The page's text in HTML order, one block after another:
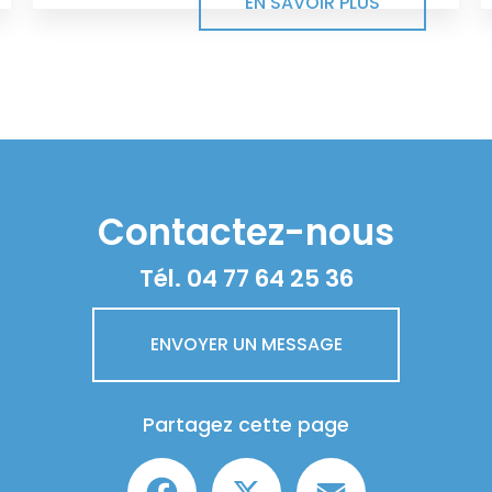
Contactez-nous
Tél. 04 77 64 25 36
ENVOYER UN MESSAGE
Partagez cette page
Facebook